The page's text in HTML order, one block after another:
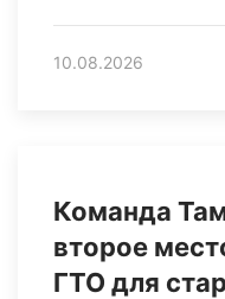
10.08.2026
Команда
второе
ГТО для